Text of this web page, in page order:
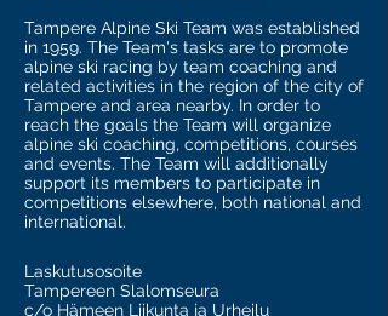
Tampere Alpine Ski Team was established
in 1959. The Team's tasks are to promote
alpine ski racing by team coaching and
related activities in the region of the city of
Tampere and area nearby. In order to
reach the goals the Team will organize
alpine ski coaching, competitions, courses
and events. The Team will additionally
support its members to participate in
competitions elsewhere, both national and
international.
Laskutusosoite
Tampereen Slalomseura
c/o Hämeen Liikunta ja Urheilu